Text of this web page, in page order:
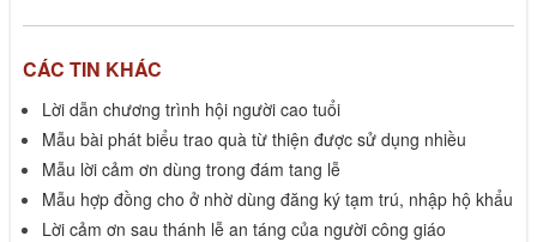
CÁC TIN KHÁC
Lời dẫn chương trình hội người cao tuổi
Mẫu bài phát biểu trao quà từ thiện được sử dụng nhiều
Mẫu lời cảm ơn dùng trong đám tang lễ
Mẫu hợp đồng cho ở nhờ dùng đăng ký tạm trú, nhập hộ khẩu
Lời cảm ơn sau thánh lễ an táng của người công giáo